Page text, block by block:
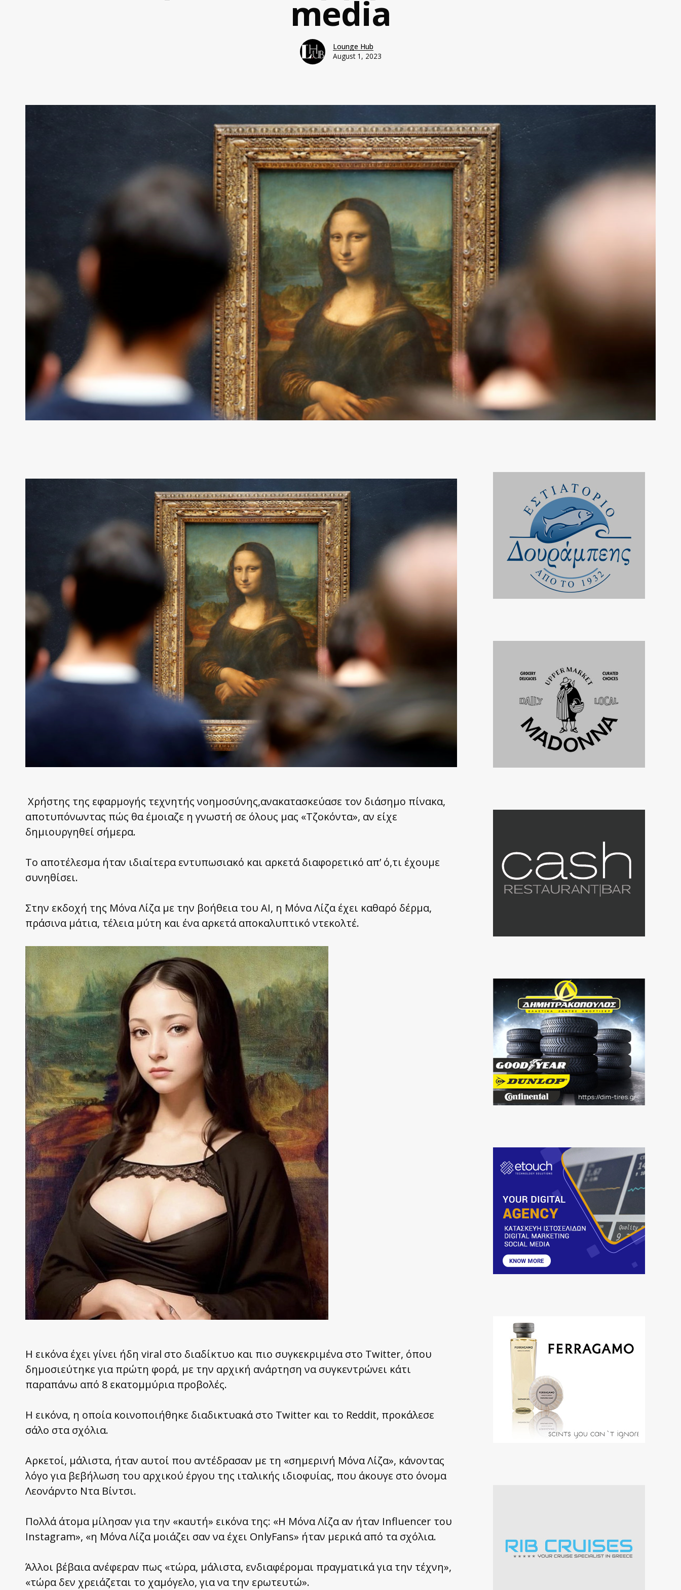
media
Lounge Hub
August 1, 2023
Χρήστης της εφαρμογής τεχνητής νοημοσύνης,ανακατασκεύασε τον διάσημο πίνακα,
αποτυπόνωντας πώς θα έμοιαζε η γνωστή σε όλους μας «Τζοκόντα», αν είχε
δημιουργηθεί σήμερα.
Το αποτέλεσμα ήταν ιδιαίτερα εντυπωσιακό και αρκετά διαφορετικό απ’ ό,τι έχουμε
συνηθίσει.
Στην εκδοχή της Μόνα Λίζα με την βοήθεια του AI, η Μόνα Λίζα έχει καθαρό δέρμα,
πράσινα μάτια, τέλεια μύτη και ένα αρκετά αποκαλυπτικό ντεκολτέ.
Η εικόνα έχει γίνει ήδη viral στο διαδίκτυο και πιο συγκεκριμένα στο Twitter, όπου
δημοσιεύτηκε για πρώτη φορά, με την αρχική ανάρτηση να συγκεντρώνει κάτι
παραπάνω από 8 εκατομμύρια προβολές.
Η εικόνα, η οποία κοινοποιήθηκε διαδικτυακά στο Twitter και το Reddit, προκάλεσε
σάλο στα σχόλια.
Αρκετοί, μάλιστα, ήταν αυτοί που αντέδρασαν με τη «σημερινή Μόνα Λίζα», κάνοντας
λόγο για βεβήλωση του αρχικού έργου της ιταλικής ιδιοφυίας, που άκουγε στο όνομα
Λεονάρντο Ντα Βίντσι.
Πολλά άτομα μίλησαν για την «καυτή» εικόνα της: «Η Μόνα Λίζα αν ήταν Influencer του
Instagram», «η Μόνα Λίζα μοιάζει σαν να έχει OnlyFans» ήταν μερικά από τα σχόλια.
Άλλοι βέβαια ανέφεραν πως «τώρα, μάλιστα, ενδιαφέρομαι πραγματικά για την τέχνη»,
«τώρα δεν χρειάζεται το χαμόγελο, για να την ερωτευτώ».